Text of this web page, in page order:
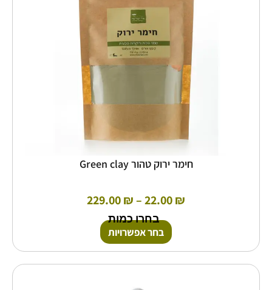
חימר ירוק טהור Green clay
22.00₪
–
229.00₪
בחרו כמות
בחר אפשרויות
לבחור
את
האפשרויות
בעמוד
המוצר